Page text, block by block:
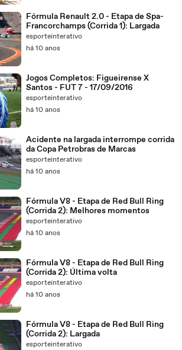
Fórmula Renault 2.0 - Etapa de Spa-
Francorchamps (Corrida 1): Largada
esporteinterativo
há 10 anos
Jogos Completos: Figueirense X
Santos - FUT 7 - 17/09/2016
esporteinterativo
há 10 anos
Acidente na largada interrompe corrida
da Copa Petrobras de Marcas
esporteinterativo
há 10 anos
Fórmula V8 - Etapa de Red Bull Ring
(Corrida 2): Melhores momentos
esporteinterativo
há 10 anos
Fórmula V8 - Etapa de Red Bull Ring
(Corrida 2): Última volta
esporteinterativo
há 10 anos
Fórmula V8 - Etapa de Red Bull Ring
(Corrida 2): Largada
esporteinterativo